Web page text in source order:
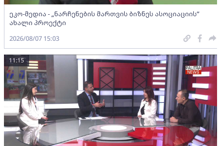
ეკო-მედია - „ნარჩენების მართვის ბიზნეს ასოციაციის”
ახალი პროექტი
2026/08/07 15:03
11:15